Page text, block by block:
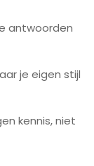
antwoorden
je eigen stijl
kennis, niet